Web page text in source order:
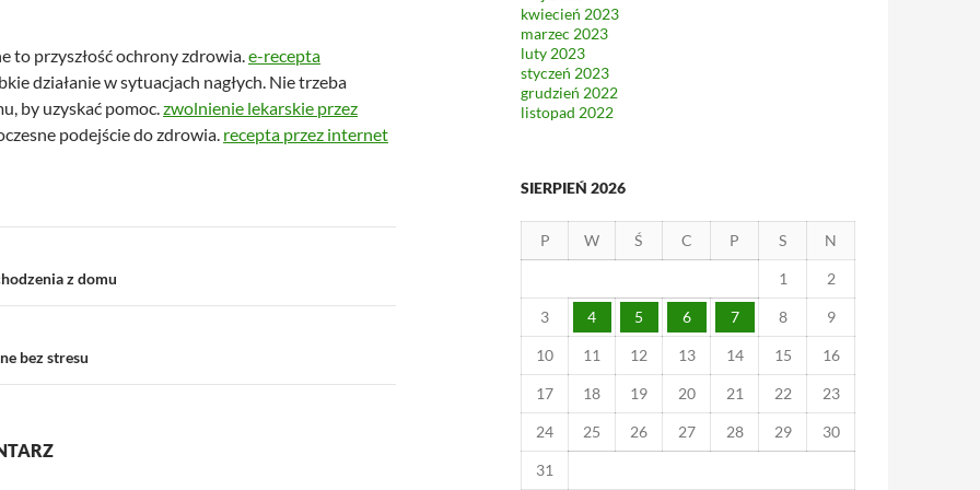
to przyszłość ochrony zdrowia.e-recepta
działanie w sytuacjach nagłych. Nie trzeba
by uzyskać pomoc.zwolnienie lekarskie przez
podejście do zdrowia. recepta przez internet
z domu
bez stresu
kwiecień 2023
marzec 2023
luty 2023
styczeń 2023
grudzień 2022
listopad 2022
SIERPIEŃ 2026
P W Ś C P S N
1 2
3 4 5 6 7 8 9
10 11 12 13 14 15 16
17 18 19 20 21 22 23
24 25 26 27 28 29 30
31